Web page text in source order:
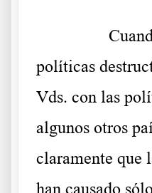
políticas
Vds. con las
algunos otros
claramente que
han causado